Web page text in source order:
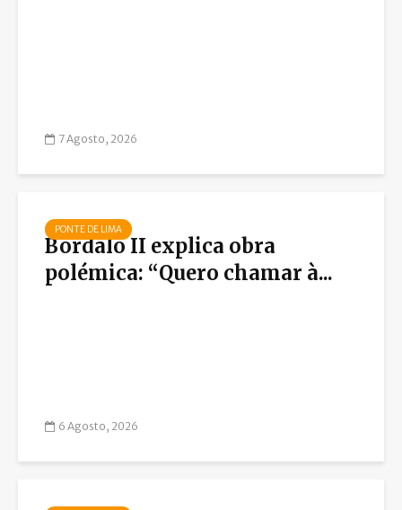
7 Agosto, 2026
PONTE DE LIMA
Bordalo II explica obra
polémica: “Quero chamar à...
6 Agosto, 2026